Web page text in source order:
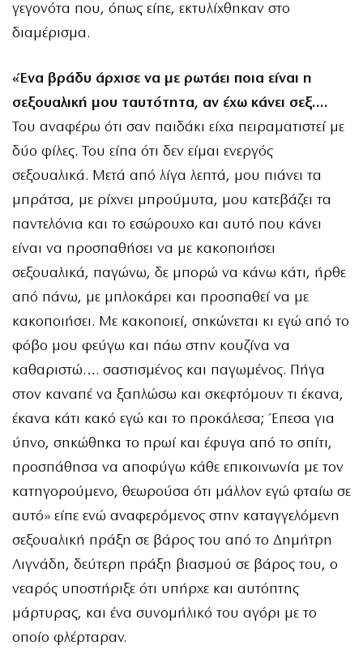
γεγονότα που, όπως είπε, εκτυλίχθηκαν στο
διαμέρισμα.
«Ένα βράδυ άρχισε να με ρωτάει ποια είναι η
σεξουαλική μου ταυτότητα, αν έχω κάνει σεξ….
Του αναφέρω ότι σαν παιδάκι είχα πειραματιστεί με
δύο φίλες. Του είπα ότι δεν είμαι ενεργός
σεξουαλικά. Μετά από λίγα λεπτά, μου πιάνει τα
μπράτσα, με ρίχνει μπρούμυτα, μου κατεβάζει τα
παντελόνια και το εσώρουχο και αυτό που κάνει
είναι να προσπαθήσει να με κακοποιήσει
σεξουαλικά, παγώνω, δε μπορώ να κάνω κάτι, ήρθε
από πάνω, με μπλοκάρει και προσπαθεί να με
κακοποιήσει. Με κακοποιεί, σηκώνεται κι εγώ από το
φόβο μου φεύγω και πάω στην κουζίνα να
καθαριστώ…. σαστισμένος και παγωμένος. Πήγα
στον καναπέ να ξαπλώσω και σκεφτόμουν τι έκανα,
έκανα κάτι κακό εγώ και το προκάλεσα; Έπεσα για
ύπνο, σηκώθηκα το πρωί και έφυγα από το σπίτι,
προσπάθησα να αποφύγω κάθε επικοινωνία με τον
κατηγορούμενο, θεωρούσα ότι μάλλον εγώ φταίω σε
αυτό» είπε ενώ αναφερόμενος στην καταγγελόμενη
σεξουαλική πράξη σε βάρος του από το Δημήτρη
Λιγνάδη, δεύτερη πράξη βιασμού σε βάρος του, ο
νεαρός υποστήριξε ότι υπήρχε και αυτόπτης
μάρτυρας, και ένα συνομήλικό του αγόρι με το
οποίο φλέρταραν.